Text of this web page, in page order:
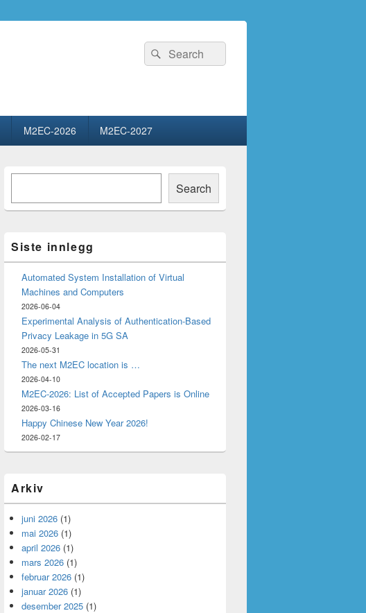
Search
for:
Search
M2EC-2026 M2EC-2027
Primary
Area
Search
Siste innlegg
Automated System Installation of Virtual
Machines and Computers
2026-06-04
Experimental Analysis of Authentication-Based
Privacy Leakage in 5G SA
2026-05-31
The next M2EC location is …
2026-04-10
M2EC-2026: List of Accepted Papers is Online
2026-03-16
Happy Chinese New Year 2026!
2026-02-17
Arkiv
juni 2026 (1)
mai 2026 (1)
april 2026 (1)
mars 2026 (1)
februar 2026 (1)
januar 2026 (1)
desember 2025 (1)